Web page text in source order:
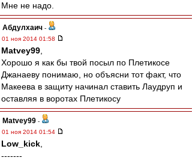
Мне не надо.
Абдулхаич -
01 ноя 2014 01:58
Matvey99
Хорошо я как бы твой посыл по Плетикосе
Джанаеву понимаю, но объясни тот факт, что
Макеева в защиту начинал ставить Лаудруп и
оставляя в воротах Плетикосу
Matvey99 -
01 ноя 2014 01:54
Low_kick
-------